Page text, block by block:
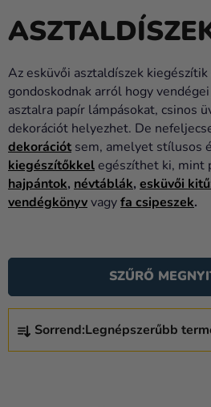
Hélium
és
Esküvő
Party
Dekoráció
és
kiegészítők
Ruházat
Újdonság
Ajándékok
Az esküvői asztaldíszek kiegészítik
gondoskodnak arról hogy
asztalra papír lámpásokat, csinos
dekorációt helyezhet. De
dekorációt sem, amelyet stílusos
kiegészítőkkel egészíthet ki, mint
hajpántok, névtáblák, esküvői
vendégkönyvvagyfa csipeszek.
E
R
Sorrend:Legnépszerűbb
SZŰRŐ
E
R
M
É
K